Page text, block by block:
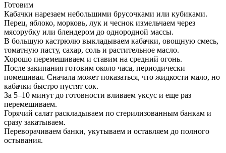
Готовим
Кабачки нарезаем небольшими брусочками или кубиками.
Перец, яблоко, морковь, лук и чеснок измельчаем через
мясорубку или блендером до однородной массы.
В большую кастрюлю выкладываем кабачки, овощную смесь,
томатную пасту, сахар, соль и растительное масло.
Хорошо перемешиваем и ставим на средний огонь.
После закипания готовим около часа, периодически
помешивая. Сначала может показаться, что жидкости мало, но
кабачки быстро пустят сок.
За 5–10 минут до готовности вливаем уксус и еще раз
перемешиваем.
Горячий салат раскладываем по стерилизованным банкам и
сразу закатываем.
Переворачиваем банки, укутываем и оставляем до полного
остывания.